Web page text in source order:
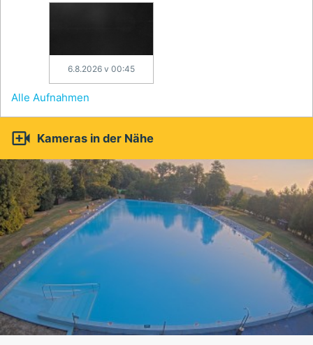
6.8.2026 v 00:45
Alle Aufnahmen
 Kameras in der Nähe